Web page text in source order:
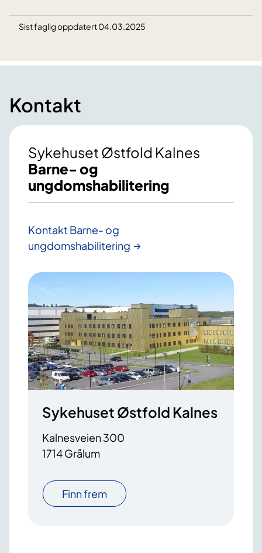
Sist faglig oppdatert 04.03.2025
Kontakt
Sykehuset Østfold Kalnes
Barne- og
ungdomshabilitering
Kontakt Barne- og
ungdomshabilitering
Sykehuset Østfold Kalnes
Kalnesveien 300
1714 Grålum
Finn frem